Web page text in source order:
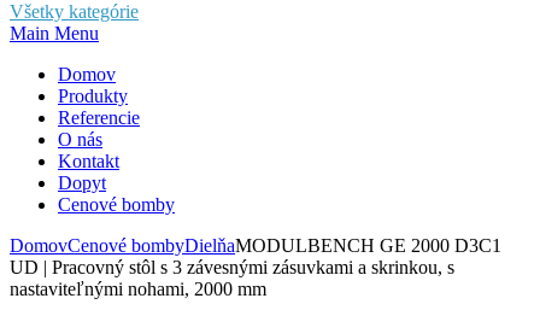
Všetky kategórie
Main Menu
Domov
Produkty
Referencie
O nás
Kontakt
Dopyt
Cenové bomby
DomovCenové bombyDielňaMODULBENCH GE 2000 D3C1
UD | Pracovný stôl s 3 závesnými zásuvkami a skrinkou, s
nastaviteľnými nohami, 2000 mm